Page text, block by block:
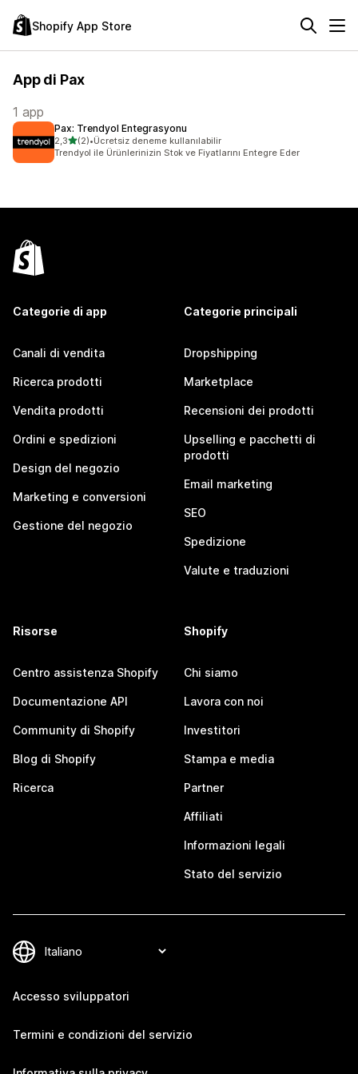
Shopify App Store
App di Pax
1 app
Pax: Trendyol Entegrasyonu
2,3stelle su 5
(2)
2 recensioni totali
•Ücretsiz deneme kullanılabilir
Trendyol ile Ürünlerinizin Stok ve Fiyatlarını Entegre Eder
Categorie di app
Canali di vendita
Ricerca prodotti
Vendita prodotti
Ordini e spedizioni
Design del negozio
Marketing e conversioni
Gestione del negozio
Categorie principali
Dropshipping
Marketplace
Recensioni dei prodotti
Upselling e pacchetti di
prodotti
Email marketing
SEO
Spedizione
Valute e traduzioni
Risorse
Centro assistenza Shopify
Documentazione API
Community di Shopify
Blog di Shopify
Ricerca
Shopify
Chi siamo
Lavora con noi
Investitori
Stampa e media
Partner
Affiliati
Informazioni legali
Stato del servizio
Accesso sviluppatori
Termini e condizioni del servizio